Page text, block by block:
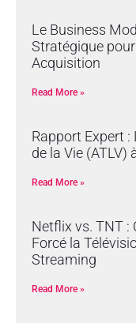
Le Business
Stratégique pour
Acquisition
Read More »
Rapport Expert :
de la Vie (ATLV)
Read More »
Netflix vs. TNT :
Forcé la
Streaming
Read More »